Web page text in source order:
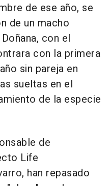
de ese año, se
de un macho
con el
con la primera
sin pareja en
sueltas en el
de la especie
de
Life
han repasado